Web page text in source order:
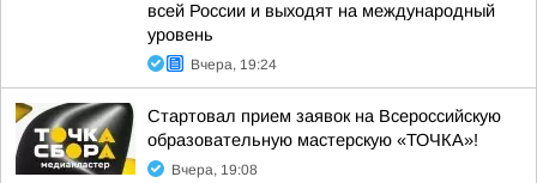
всей России и выходят на международный
уровень
Вчера, 19:24
Стартовал прием заявок на Всероссийскую
образовательную мастерскую «ТОЧКА»!
Вчера, 19:08